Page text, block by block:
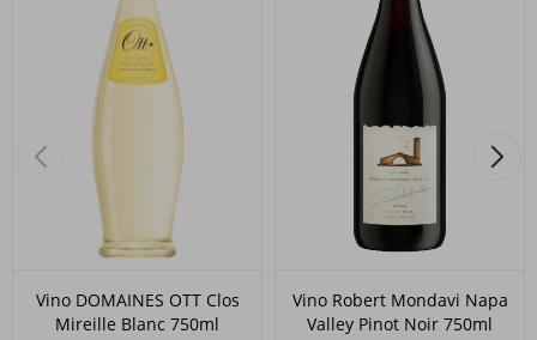
Vino DOMAINES OTT Clos
Mireille Blanc 750ml
Vino Robert Mondavi Napa
Valley Pinot Noir 750ml